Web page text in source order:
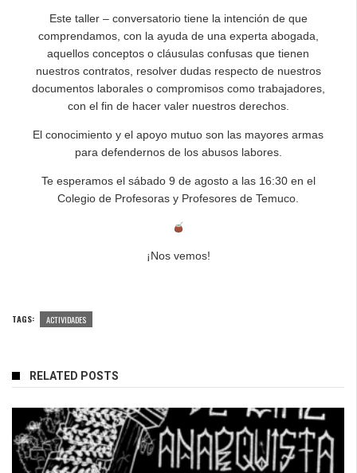
Este taller – conversatorio tiene la intención de que
comprendamos, con la ayuda de una experta abogada,
aquellos conceptos o cláusulas confusas que tienen
nuestros contratos, resolver dudas respecto de nuestros
documentos laborales o compromisos como trabajadores,
con el fin de hacer valer nuestros derechos.
El conocimiento y el apoyo mutuo son las mayores armas
para defendernos de los abusos labores.
Te esperamos el sábado 9 de agosto a las 16:30 en el
Colegio de Profesoras y Profesores de Temuco.
¡Nos vemos!
TAGS: ACTIVIDADES
RELATED POSTS